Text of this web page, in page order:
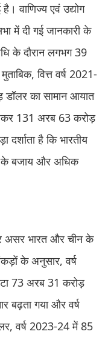
है। वाणिज्य एवं उद्योग
में दी गई जानकारी के
के दौरान लगभग 39
वित्त वर्ष 2021-
का सामान आयात
131 अरब 63 करोड़
है कि भारतीय
के बजाय और अधिक
असर भारत और चीन के
के अनुसार, वर्ष
73 अरब 31 करोड़
बढ़ता गया और वर्ष
वर्ष 2023-24 में 85